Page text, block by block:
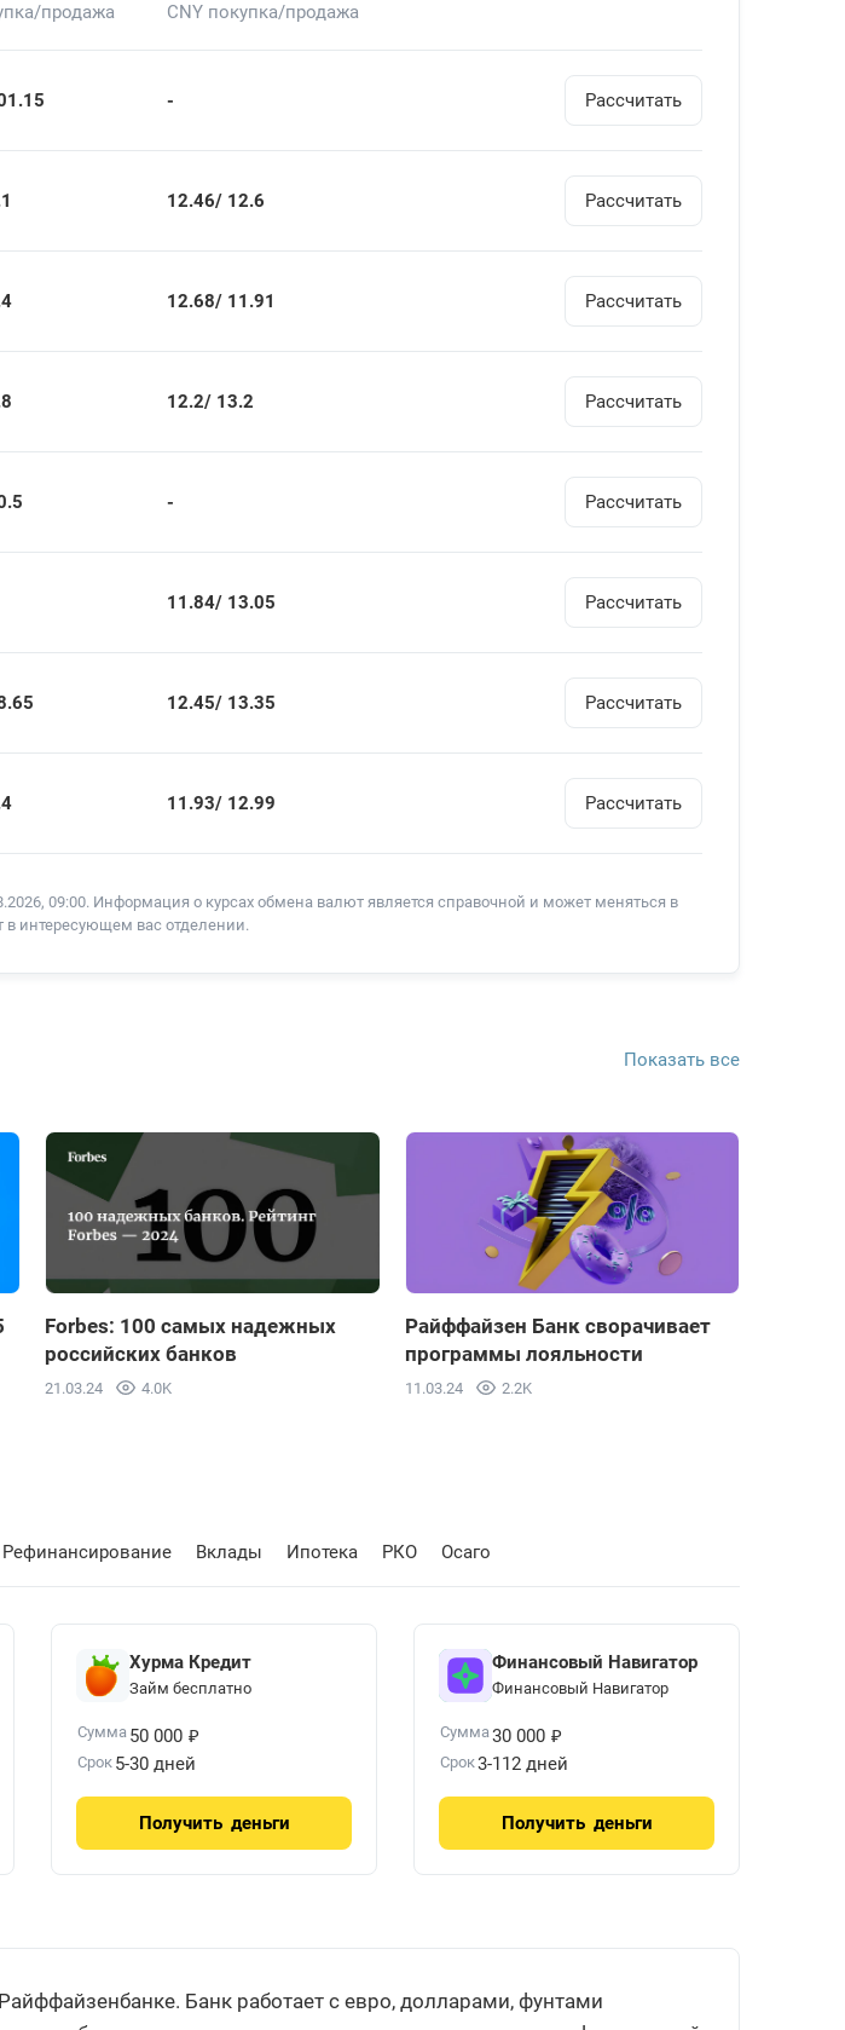
продажа CNY покупка/продажа
- Рассчитать
12.46/12.6 Рассчитать
12.68/11.91 Рассчитать
12.2/13.2 Рассчитать
- Рассчитать
11.84/13.05 Рассчитать
12.45/13.35 Рассчитать
11.93/12.99 Рассчитать
09:00. Информация о курсах обмена валют является справочной и может меняться в
в интересующем вас отделении.
Показать все
Forbes: 100 самых надежных
российских банков
21.03.24 4.0K
Райффайзен Банк сворачивает
программы лояльности
11.03.24 2.2K
Рефинансирование Вклады Ипотека РКО Осаго
Хурма Кредит
Займ бесплатно
Сумма 50 000 ₽
Срок 5-30 дней
Получить деньги
Финансовый Навигатор
Финансовый Навигатор
Сумма 30 000 ₽
Срок3-112 дней
Получить деньги
Банк работает с евро, долларами, фунтами